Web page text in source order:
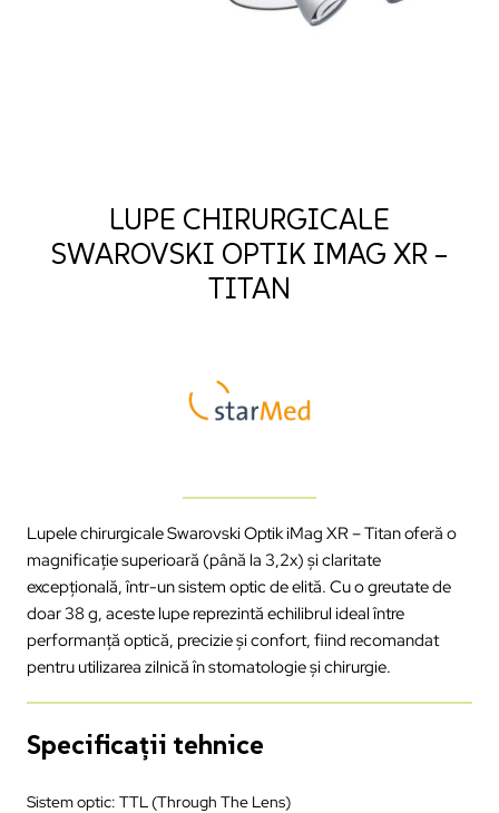
LUPE CHIRURGICALE
SWAROVSKI OPTIK IMAG XR –
TITAN
Lupele chirurgicale Swarovski Optik iMag XR – Titan oferă o
magnificație superioară (până la 3,2x) și claritate
excepțională, într-un sistem optic de elită. Cu o greutate de
doar 38 g, aceste lupe reprezintă echilibrul ideal între
performanță optică, precizie și confort, fiind recomandat
pentru utilizarea zilnică în stomatologie și chirurgie.
Specificații tehnice
Sistem optic: TTL (Through The Lens)